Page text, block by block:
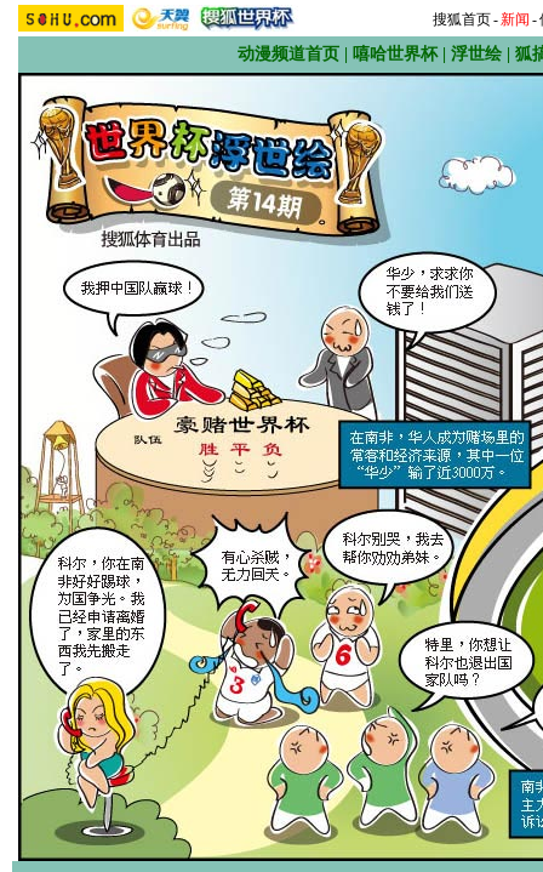
搜狐首页-新闻 -
动漫频道首页 嘻哈世界杯| 浮世绘 狐